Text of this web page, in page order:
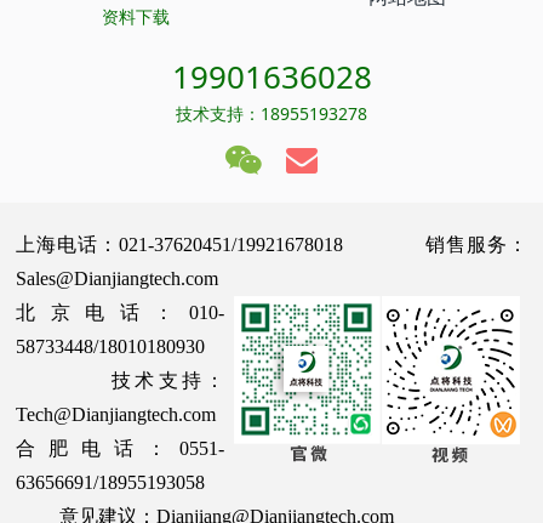
资料下载
19901636028
技术支持：18955193278
上海电话：021-37620451/19921678018 销售服务：
Sales@Dianjiangtech.com
北京电话：010-
58733448/18010180930
技术支持：
Tech@Dianjiangtech.com
合肥电话：0551-
63656691/18955193058
意见建议：Dianjiang@Dianjiangtech.com